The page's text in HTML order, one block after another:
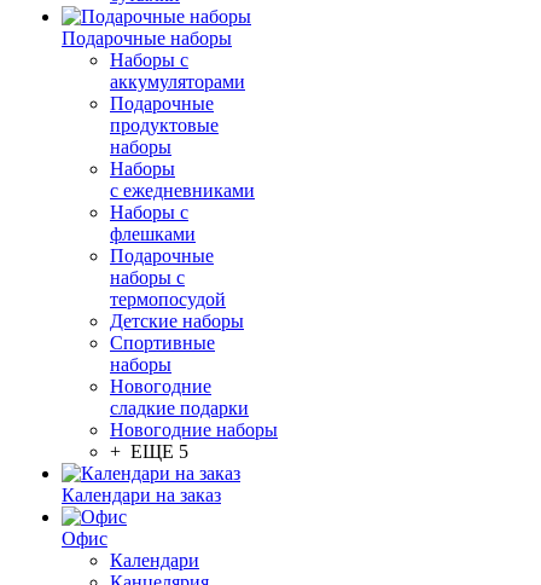
Подарочные наборы
Наборы с
аккумуляторами
Подарочные
продуктовые
наборы
Наборы
с ежедневниками
Наборы с
флешками
Подарочные
наборы с
термопосудой
Детские наборы
Спортивные
наборы
Новогодние
сладкие подарки
Новогодние наборы
+ ЕЩЕ 5
Календари на заказ
Офис
Календари